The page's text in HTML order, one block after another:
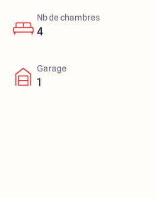
Nb de chambres
4
Garage
1